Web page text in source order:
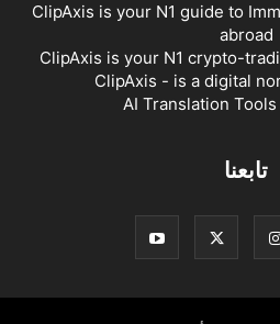
ClipAxis is your N1 guide to
abroad
ClipAxis is your N1 crypto-
ClipAxis - is a digital
AI Translation
تابعنا